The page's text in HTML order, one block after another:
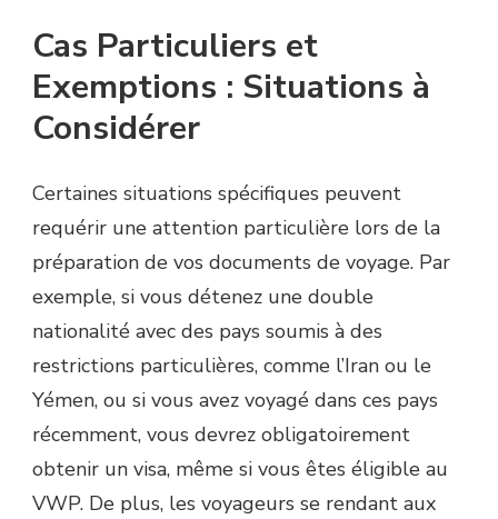
Cas Particuliers et
Exemptions : Situations à
Considérer
Certaines situations spécifiques peuvent
requérir une attention particulière lors de la
préparation de vos documents de voyage. Par
exemple, si vous détenez une double
nationalité avec des pays soumis à des
restrictions particulières, comme l’Iran ou le
Yémen, ou si vous avez voyagé dans ces pays
récemment, vous devrez obligatoirement
obtenir un visa, même si vous êtes éligible au
VWP. De plus, les voyageurs se rendant aux